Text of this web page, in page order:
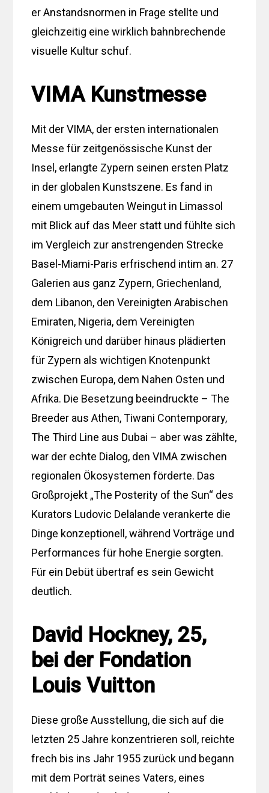
er Anstandsnormen in Frage stellte und
gleichzeitig eine wirklich bahnbrechende
visuelle Kultur schuf.
VIMA Kunstmesse
Mit der VIMA, der ersten internationalen
Messe für zeitgenössische Kunst der
Insel, erlangte Zypern seinen ersten Platz
in der globalen Kunstszene. Es fand in
einem umgebauten Weingut in Limassol
mit Blick auf das Meer statt und fühlte sich
im Vergleich zur anstrengenden Strecke
Basel-Miami-Paris erfrischend intim an. 27
Galerien aus ganz Zypern, Griechenland,
dem Libanon, den Vereinigten Arabischen
Emiraten, Nigeria, dem Vereinigten
Königreich und darüber hinaus plädierten
für Zypern als wichtigen Knotenpunkt
zwischen Europa, dem Nahen Osten und
Afrika. Die Besetzung beeindruckte – The
Breeder aus Athen, Tiwani Contemporary,
The Third Line aus Dubai – aber was zählte,
war der echte Dialog, den VIMA zwischen
regionalen Ökosystemen förderte. Das
Großprojekt „The Posterity of the Sun“ des
Kurators Ludovic Delalande verankerte die
Dinge konzeptionell, während Vorträge und
Performances für hohe Energie sorgten.
Für ein Debüt übertraf es sein Gewicht
deutlich.
David Hockney, 25,
bei der Fondation
Louis Vuitton
Diese große Ausstellung, die sich auf die
letzten 25 Jahre konzentrieren soll, reichte
frech bis ins Jahr 1955 zurück und begann
mit dem Porträt seines Vaters, eines